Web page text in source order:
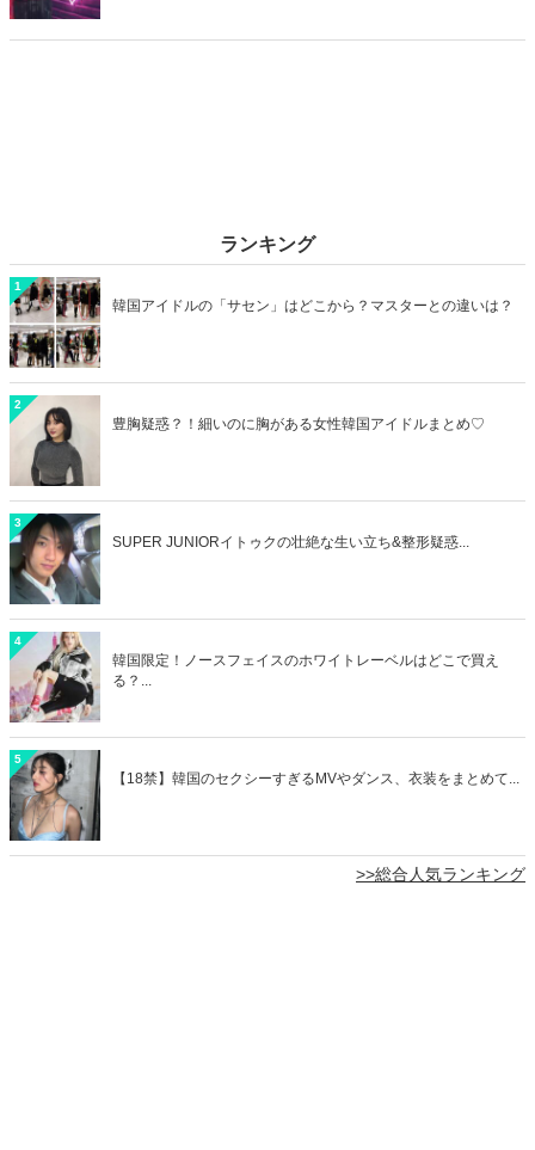
ランキング
1
韓国アイドルの「サセン」はどこから？マスターとの違いは？
2
豊胸疑惑？！細いのに胸がある女性韓国アイドルまとめ♡
3
SUPER JUNIORイトゥクの壮絶な生い立ち&整形疑惑...
4
韓国限定！ノースフェイスのホワイトレーベルはどこで買え
る？...
5
【18禁】韓国のセクシーすぎるMVやダンス、衣装をまとめて...
>>総合人気ランキング